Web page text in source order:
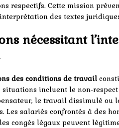
respectifs. Cette mission
des textes
nécessitant
des conditions de travail
situations incluent le non-
le travail dissimulé ou
Les salariés confrontés à des
congés légaux peuvent